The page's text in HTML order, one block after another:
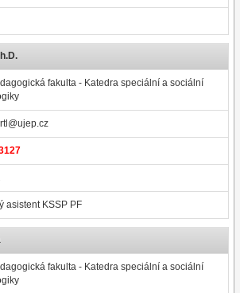
fakulta - Katedra speciální a sociální
asistent KSSP PF
fakulta - Katedra speciální a sociální